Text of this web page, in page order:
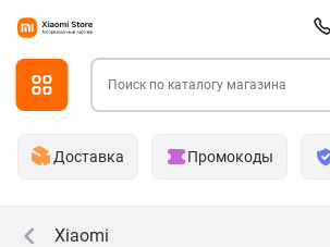
Доставка Промокоды
Xiaomi